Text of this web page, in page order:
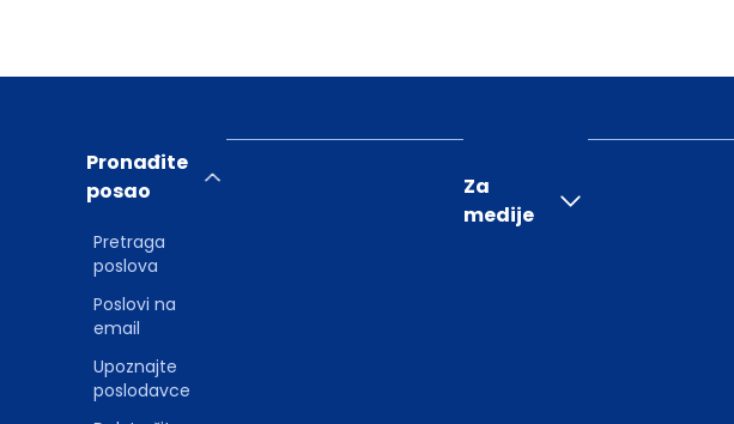
Pronađite
posao
Pretraga
poslova
Poslovi na
email
Upoznajte
poslodavce
Za
medije